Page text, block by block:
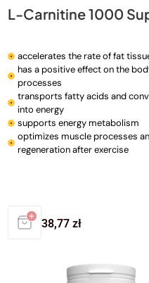
L-Carnitine 1000
accelerates the rate of fat
has a positive effect on the
processes
transports fatty acids and
into energy
supports energy metabolism
optimizes muscle processes
regeneration after exercise
Regular
38,77 zł